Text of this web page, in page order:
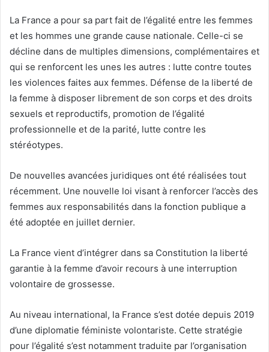
La France a pour sa part fait de l’égalité entre les femmes
et les hommes une grande cause nationale. Celle-ci se
décline dans de multiples dimensions, complémentaires et
qui se renforcent les unes les autres : lutte contre toutes
les violences faites aux femmes. Défense de la liberté de
la femme à disposer librement de son corps et des droits
sexuels et reproductifs, promotion de l’égalité
professionnelle et de la parité, lutte contre les
stéréotypes.
De nouvelles avancées juridiques ont été réalisées tout
récemment. Une nouvelle loi visant à renforcer l’accès des
femmes aux responsabilités dans la fonction publique a
été adoptée en juillet dernier.
La France vient d’intégrer dans sa Constitution la liberté
garantie à la femme d’avoir recours à une interruption
volontaire de grossesse.
Au niveau international, la France s’est dotée depuis 2019
d’une diplomatie féministe volontariste. Cette stratégie
pour l’égalité s’est notamment traduite par l’organisation